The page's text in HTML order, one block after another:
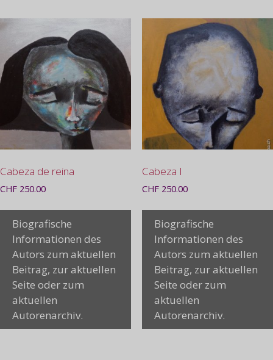
Cabeza de reina
CHF 250.00
Biografische
Informationen des
Autors zum aktuellen
Beitrag, zur aktuellen
Seite oder zum
aktuellen
Autorenarchiv.
Cabeza I
CHF250.00
Biografische
Informationen des
Autors zum aktuellen
Beitrag, zur aktuellen
Seite oder zum
aktuellen
Autorenarchiv.